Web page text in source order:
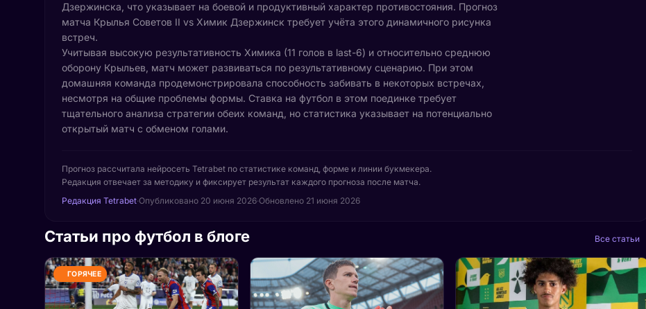
Дзержинска, что указывает на боевой и продуктивный характер противостояния. Прогноз
матча Крылья Советов II vs Химик Дзержинск требует учёта этого динамичного рисунка
встреч.
Учитывая высокую результативность Химика (11 голов в last-6) и относительно среднюю
оборону Крыльев, матч может развиваться по результативному сценарию. При этом
домашняя команда продемонстрировала способность забивать в некоторых встречах,
несмотря на общие проблемы формы. Ставка на футбол в этом поединке требует
тщательного анализа стратегии обеих команд, но статистика указывает на потенциально
открытый матч с обменом голами.
Прогноз рассчитала нейросеть Tetrabet по статистике команд, форме и линии букмекера.
Редакция отвечает за методику и фиксирует результат каждого прогноза после матча.
Редакция Tetrabet·Опубликовано 20 июня 2026·Обновлено 21 июня 2026
Статьи про футбол в блоге Все статьи
ГОРЯЧЕЕ